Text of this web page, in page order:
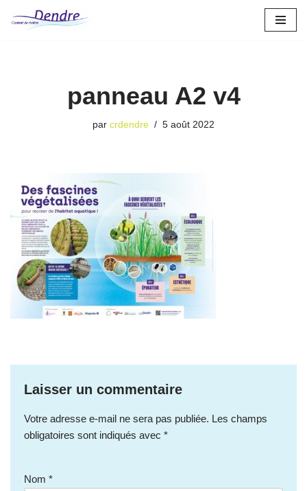
panneau A2 v4
par crdendre 5 août 2022
Laisser un commentaire
Votre adresse e-mail ne sera pas publiée. Les champs
obligatoires sont indiqués avec *
Nom *